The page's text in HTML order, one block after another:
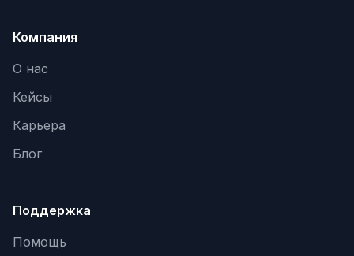
ВИДЕОПРОДАКШН
Рекламные ролики
Видео для соцсетей
Анимация
Корпоративные видео
Компания
О нас
Кейсы
Карьера
Блог
Поддержка
Помощь